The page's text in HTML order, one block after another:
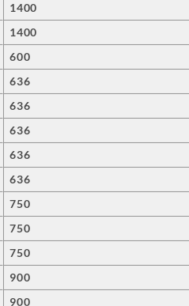
1400
1400
600
636
636
636
636
636
750
750
750
900
900